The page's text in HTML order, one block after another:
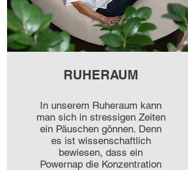
RUHERAUM
In unserem Ruheraum kann
man sich in stressigen Zeiten
ein Päuschen gönnen. Denn
es ist wissenschaftlich
bewiesen, dass ein
Powernap die Konzentration